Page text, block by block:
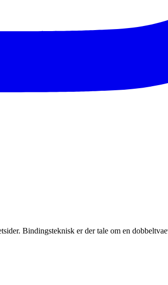
Bindingsteknisk er der tale om en